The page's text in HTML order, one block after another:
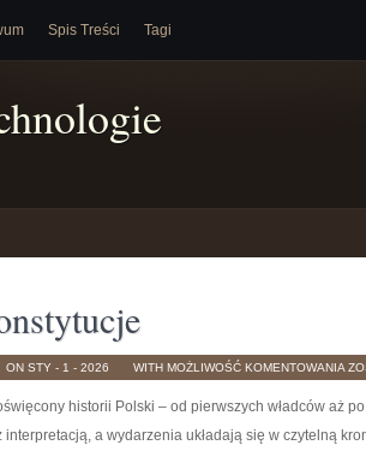
Spis Treści Tagi
ON STY - 1 - 2026 WITH MOŻLIWOŚĆ KOMENTOWANIA
I
historii Polski – od pierwszych władców aż
interpretacją, a wydarzenia układają się w czytelną